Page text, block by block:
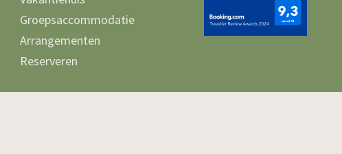
Groepsaccommodatie
Arrangementen
Reserveren